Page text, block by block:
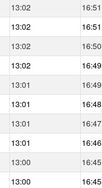
13:02 16:51
13:02 16:51
13:02 16:50
13:02 16:49
13:01 16:49
13:01 16:48
13:01 16:47
13:01 16:46
13:00 16:45
13:00 16:45